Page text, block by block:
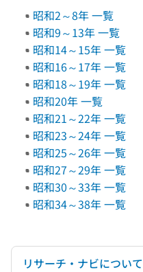
昭和2～8年 一覧
昭和9～13年 一覧
昭和14～15年 一覧
昭和16～17年 一覧
昭和18～19年 一覧
昭和20年 一覧
昭和21～22年 一覧
昭和23～24年 一覧
昭和25～26年 一覧
昭和27～29年 一覧
昭和30～33年 一覧
昭和34～38年 一覧
リサーチ・ナビについて